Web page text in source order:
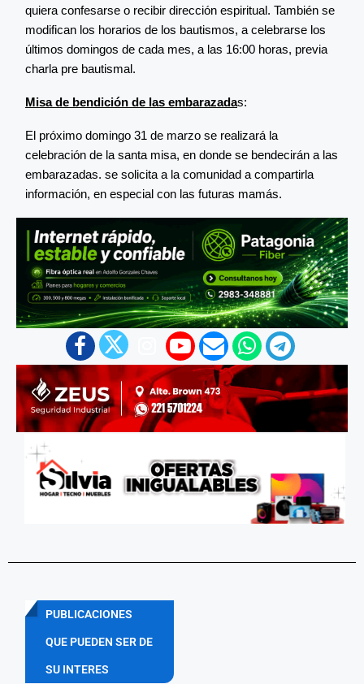
quiera confesarse o recibir dirección espiritual. También se
modifican los horarios de los bautismos, a celebrarse los
últimos domingos de cada mes, a las 16:00 horas, previa
charla pre bautismal.
Misa de bendición de las embarazadas:
El próximo domingo 31 de marzo se realizará la
celebración de la santa misa, en donde se bendecirán a las
embarazadas. se solicita a la comunidad a compartirla
información, en especial con las futuras mamás.
PUBLICACIONES
QUE PUEDEN SER DE
SU INTERES